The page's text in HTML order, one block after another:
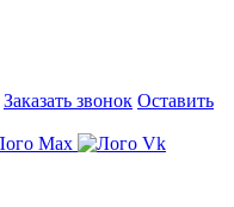
Заказать звонок Оставить